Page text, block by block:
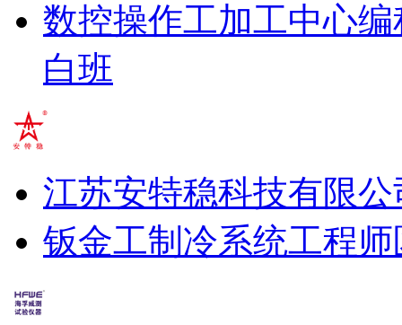
数控操作工加工中心
白班
江苏安特稳科技有限公
钣金工制冷系统工程师